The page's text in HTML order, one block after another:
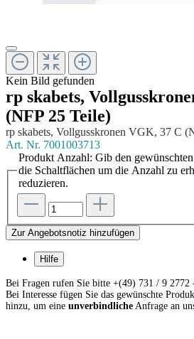
Kein Bild gefunden
rp skabets,
(NFP 25 Teile)
rp skabets, Vollgusskronen VGK, 37 C
Art. Nr. 7001003713
Produkt Anzahl: Gib den
die Schaltflächen um die Anzahl zu
reduzieren.
Zur Angebotsnotiz hinzufügen
Hilfe
Bei Fragen rufen Sie bitte +(49) 731 / 9 2772
Bei Interesse fügen Sie das gewünschte
hinzu, um eine unverbindliche Anfrage an